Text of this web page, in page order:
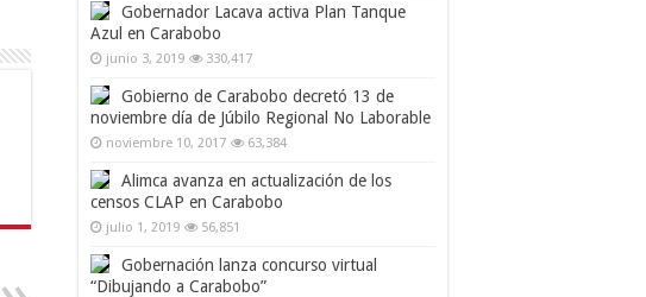
Gobernador Lacava activa Plan Tanque
Azul en Carabobo
junio 3, 2019 330,417
Gobierno de Carabobo decretó 13 de
noviembre día de Júbilo Regional No Laborable
noviembre 10, 2017 63,384
Alimca avanza en actualización de los
censos CLAP en Carabobo
julio 1, 2019 56,851
Gobernación lanza concurso virtual
“Dibujando a Carabobo”